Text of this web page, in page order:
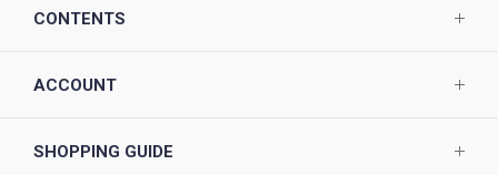
CONTENTS
ACCOUNT
SHOPPING GUIDE